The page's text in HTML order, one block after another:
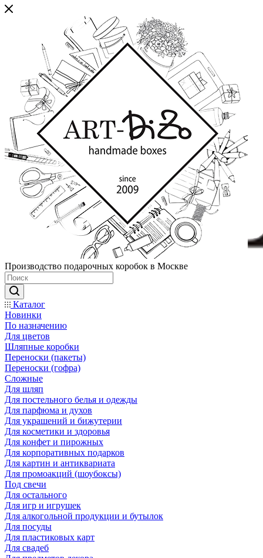
Производство подарочных коробок в Москве
Каталог
Новинки
По назначению
Для цветов
Шляпные коробки
Переноски (пакеты)
Переноски (гофра)
Сложные
Для шляп
Для постельного белья и одежды
Для парфюма и духов
Для украшений и бижутерии
Для косметики и здоровья
Для конфет и пирожных
Для корпоративных подарков
Для картин и антиквариата
Для промоакций (шоубоксы)
Под свечи
Для остального
Для игр и игрушек
Для алкогольной продукции и бутылок
Для посуды
Для пластиковых карт
Для свадеб